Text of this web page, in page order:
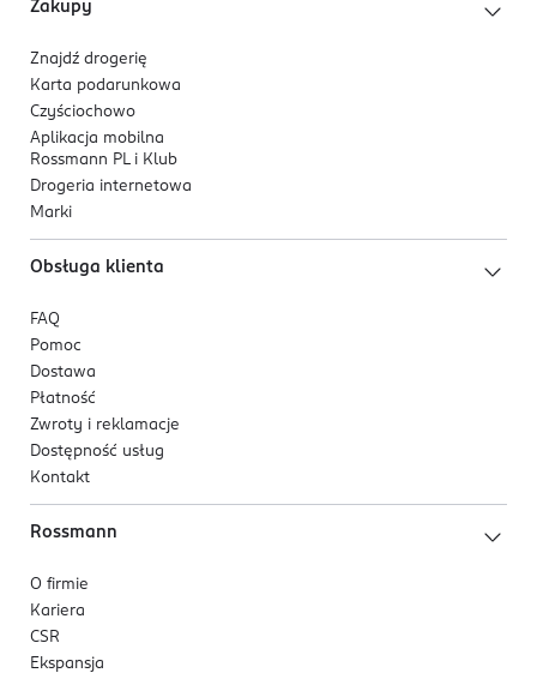
Zakupy
Znajdź drogerię
Karta podarunkowa
Czyściochowo
Aplikacja mobilna
Rossmann PL i Klub
Drogeria internetowa
Marki
Obsługa klienta
FAQ
Pomoc
Dostawa
Płatność
Zwroty i reklamacje
Dostępność usług
Kontakt
Rossmann
O firmie
Kariera
CSR
Ekspansja